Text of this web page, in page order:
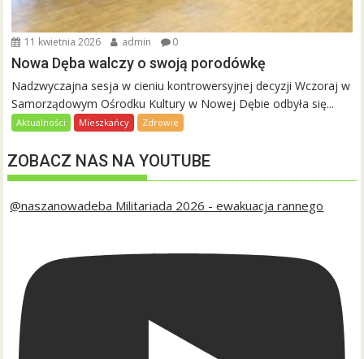
11 kwietnia 2026 admin 0
Nowa Dęba walczy o swoją porodówkę
Nadzwyczajna sesja w cieniu kontrowersyjnej decyzji Wczoraj w
Samorządowym Ośrodku Kultury w Nowej Dębie odbyła się...
Aktualności Mieszkańcy Zdrowie
ZOBACZ NAS NA YOUTUBE
@naszanowadeba Militariada 2026 - ewakuacja rannego